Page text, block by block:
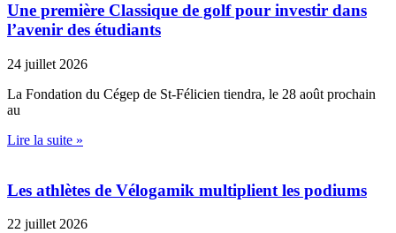
Une première Classique de golf pour investir dans
l’avenir des étudiants
24 juillet 2026
La Fondation du Cégep de St-Félicien tiendra, le 28 août prochain
au
Lire la suite »
Les athlètes de Vélogamik multiplient les podiums
22 juillet 2026